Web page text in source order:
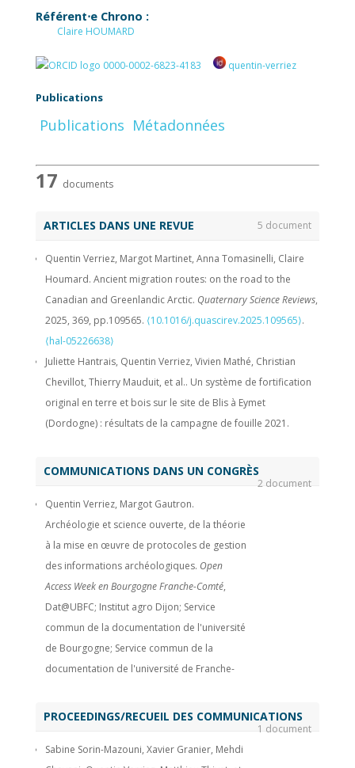
Référent⋅e Chrono :
Claire HOUMARD
0000-0002-6823-4183 quentin-verriez
Publications
Publications Métadonnées
17 documents
ARTICLES DANS UNE REVUE 5 document
Quentin Verriez, Margot Martinet, Anna Tomasinelli, Claire
Houmard. Ancient migration routes: on the road to the
Canadian and Greenlandic Arctic. Quaternary Science Reviews,
2025, 369, pp.109565. ⟨10.1016/j.quascirev.2025.109565⟩.
⟨hal-05226638⟩
Juliette Hantrais, Quentin Verriez, Vivien Mathé, Christian
Chevillot, Thierry Mauduit, et al.. Un système de fortification
original en terre et bois sur le site de Blis à Eymet
(Dordogne) : résultats de la campagne de fouille 2021.
2022, 40, pp.55-58.⟨10.3406/afeaf.2022.1969⟩.⟨hal-
Florent Delencre, Quentin Verriez, Chiara Martini-Picot.
Découverte d’une tuile estampillée de la fin du Ier s. av. J.-C. à
Bibracte (mont Beuvray, Saône-et-Loire).Gallia - Archéologie
des Gaules, 2020, 77 (2), pp.45-56.⟨10.4000/gallia.5173⟩
02939063⟩
Matthieu Thivet, Quentin Verriez, Damien Vurpillot. Aspectus:
a flexible collaborative tool for 3D data exploitation in the
field of archaeology and cultural heritage.
patrimoines, 2019, 39,⟨10.4000/insitu.21934⟩
A Flexible Collaboration Tool for Multimodal and Multiscalar
, 2019, 2 (2),
pp.150-165.⟨10.14434/sdh.v2i2.24446⟩.⟨hal-04952190⟩
COMMUNICATIONS DANS UN CONGRÈS
2 document
Quentin Verriez, Margot Gautron.
Archéologie et science ouverte, de la théorie
à la mise en œuvre de protocoles de gestion
des informations archéologiques. Open
Access Week en Bourgogne Franche-Comté,
Dat@UBFC; Institut agro Dijon; Service
commun de la documentation de l'université
de Bourgogne; Service commun de la
documentation de l'université de Franche-
de l'environnement; Maison des sciences de
Franche-Comté; Éditions universitaires de
PROCEEDINGS/RECUEIL DES COMMUNICATIONS
1 document
Sabine Sorin-Mazouni, Xavier Granier, Mehdi